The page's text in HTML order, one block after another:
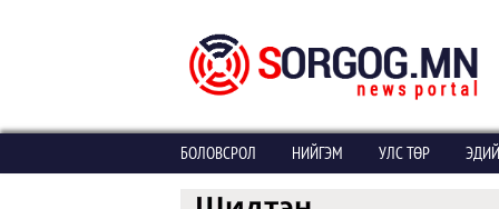
БОЛОВСРОЛ НИЙГЭМ УЛС ТӨР